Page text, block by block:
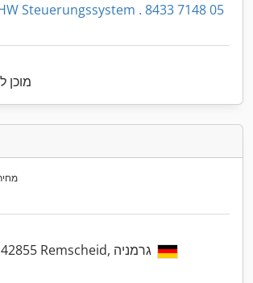
Steuerungssystem . 8433 7148 05
מוכן